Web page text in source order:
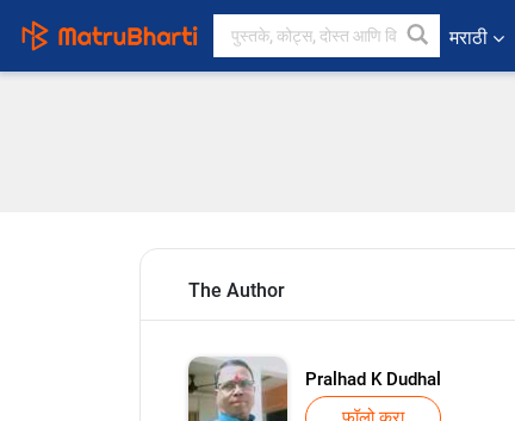
मराठी
The Author
Pralhad K Dudhal